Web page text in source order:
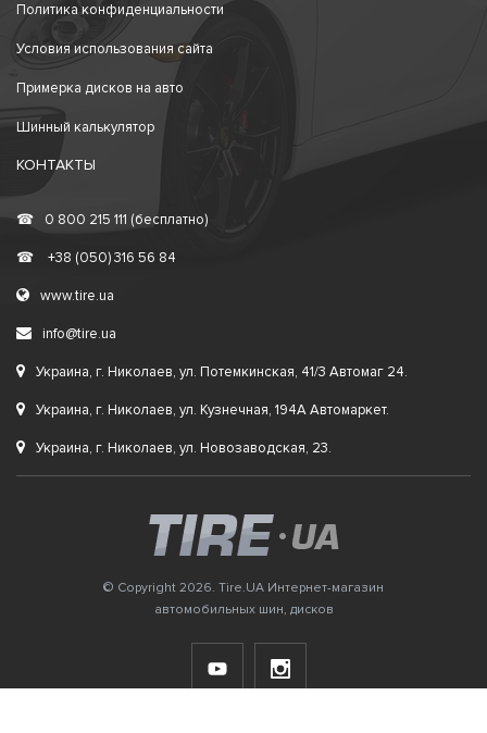
Политика конфиденциальности
Условия использования сайта
Примерка дисков на авто
Шинный калькулятор
КОНТАКТЫ
☎ 0 800 215 111 (бесплатно)
☎ +38 (050) 316 56 84
www.tire.ua
info@tire.ua
Украина, г. Николаев, ул. Потемкинская, 41/3 Автомаг 24.
Украина, г. Николаев, ул. Кузнечная, 194А Автомаркет.
Украина, г. Николаев, ул. Новозаводская, 23.
© Copyright 2026. Tire.UA Интернет-магазин
автомобильных шин, дисков